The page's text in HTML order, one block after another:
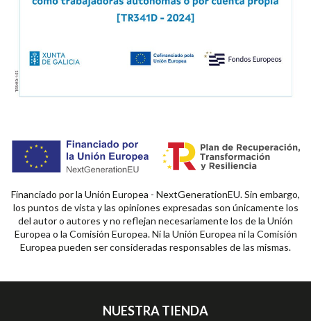
Financiado por la Unión Europea - NextGenerationEU. Sin embargo,
los puntos de vista y las opiniones expresadas son únicamente los
del autor o autores y no reflejan necesariamente los de la Unión
Europea o la Comisión Europea. Ni la Unión Europea ni la Comisión
Europea pueden ser consideradas responsables de las mismas.
NUESTRA TIENDA